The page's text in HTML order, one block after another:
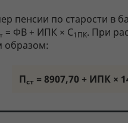
пенсии по старости в
= ФВ + ИПК × С1ПК. При
образом:
Пст = 8907,70 + ИПК ×